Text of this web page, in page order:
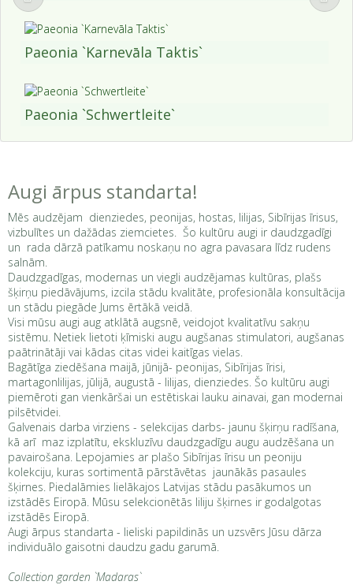
Paeonia `Karnevāla Taktis`
Paeonia `Schwertleite`
Augi ārpus standarta!
Mēs audzējam dienziedes, peonijas, hostas, lilijas, Sibīrijas īrisus,
vizbulītes un dažādas ziemcietes. Šo kultūru augi ir daudzgadīgi
un rada dārzā patīkamu noskaņu no agra pavasara līdz rudens
salnām.
Daudzgadīgas, modernas un viegli audzējamas kultūras, plašs
šķirņu piedāvājums, izcila stādu kvalitāte, profesionāla konsultācija
un stādu piegāde Jums ērtākā veidā.
Visi mūsu augi aug atklātā augsnē, veidojot kvalitatīvu sakņu
sistēmu. Netiek lietoti ķīmiski augu augšanas stimulatori, augšanas
paātrinātāji vai kādas citas videi kaitīgas vielas.
Bagātīga ziedēšana maijā, jūnijā- peonijas, Sibīrijas īrisi,
martagonlilijas, jūlijā, augustā - lilijas, dienziedes. Šo kultūru augi
piemēroti gan vienkāršai un estētiskai lauku ainavai, gan modernai
pilsētvidei.
Galvenais darba virziens - selekcijas darbs- jaunu šķirņu radīšana,
kā arī maz izplatītu, ekskluzīvu daudzgadīgu augu audzēšana un
pavairošana. Lepojamies ar plašo Sibīrijas īrisu un peoniju
kolekciju, kuras sortimentā pārstāvētas jaunākās pasaules
šķirnes. Piedalāmies lielākajos Latvijas stādu pasākumos un
izstādēs Eiropā. Mūsu selekcionētās liliju šķirnes ir godalgotas
izstādēs Eiropā.
Augi ārpus standarta - lieliski papildinās un uzsvērs Jūsu dārza
individuālo gaisotni daudzu gadu garumā.
Collection garden `Madaras`